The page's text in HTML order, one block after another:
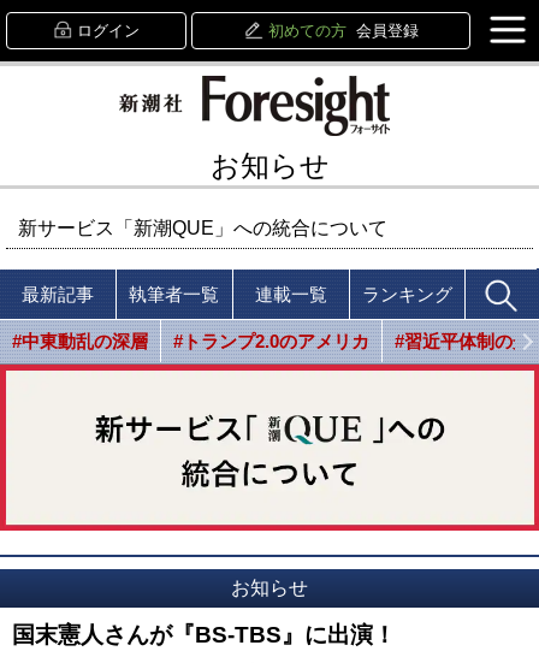
ログイン 初めての方 会員登録
お知らせ
新サービス「新潮QUE」への統合について
最新記事 執筆者一覧 連載一覧 ランキング
#中東動乱の深層 #トランプ2.0のアメリカ #習近平体制の光
お知らせ
国末憲人さんが『BS-TBS』に出演！